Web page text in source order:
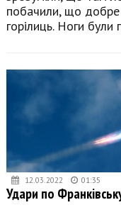
побачили, що
горілиць. Ноги були
12.03.2022 01:35
Удари по